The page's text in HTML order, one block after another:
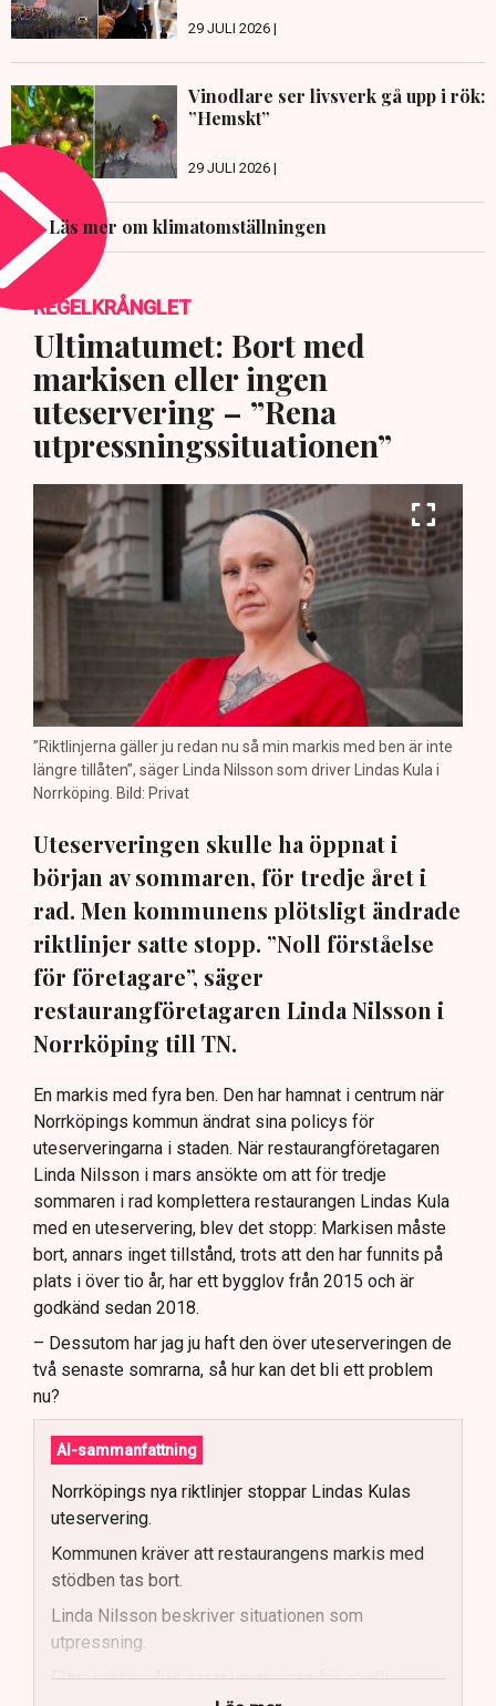
29 JULI 2026 |
Vinodlare ser livsverk gå upp i rök:
”Hemskt”
29 JULI 2026 |
Läs mer om klimatomställningen
REGELKRÅNGLET
Ultimatumet: Bort med
markisen eller ingen
uteservering – ”Rena
utpressningssituationen”
”Riktlinjerna gäller ju redan nu så min markis med ben är inte
längre tillåten”, säger Linda Nilsson som driver Lindas Kula i
Norrköping. Bild: Privat
Uteserveringen skulle ha öppnat i
början av sommaren, för tredje året i
rad. Men kommunens plötsligt ändrade
riktlinjer satte stopp. ”Noll förståelse
för företagare”, säger
restaurangföretagaren Linda Nilsson i
Norrköping till TN.
En markis med fyra ben. Den har hamnat i centrum när
Norrköpings kommun ändrat sina policys för
uteserveringarna i staden. När restaurangföretagaren
Linda Nilsson i mars ansökte om att för tredje
sommaren i rad komplettera restaurangen Lindas Kula
med en uteservering, blev det stopp: Markisen måste
bort, annars inget tillstånd, trots att den har funnits på
plats i över tio år, har ett bygglov från 2015 och är
godkänd sedan 2018.
– Dessutom har jag ju haft den över uteserveringen de
två senaste somrarna, så hur kan det bli ett problem
nu?
AI-sammanfattning
Norrköpings nya riktlinjer stoppar Lindas Kulas
uteservering.
Kommunen kräver att restaurangens markis med
stödben tas bort.
Linda Nilsson beskriver situationen som
utpressning.
Flera krögare kritiserar kommunen för otydlig